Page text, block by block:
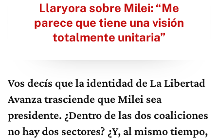
Llaryora sobre Milei: “Me
parece que tiene una visión
totalmente unitaria”
Vos decís que la identidad de La Libertad
Avanza trasciende que Milei sea
presidente. ¿Dentro de las dos coaliciones
no hay dos sectores? ¿Y, al mismo tiempo,